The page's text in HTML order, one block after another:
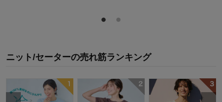
ニット/セーターの売れ筋ランキング